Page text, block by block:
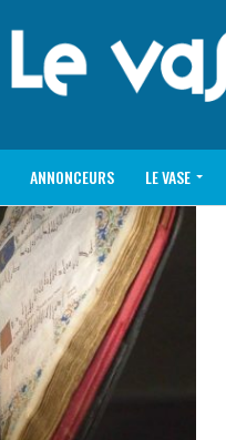
ANNONCEURS LE VASE